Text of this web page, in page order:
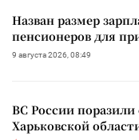
Назван размер
пенсионеров для
9 августа 2026, 08:49
ВС России
Харьковской